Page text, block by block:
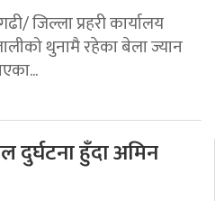
जिल्ला प्रहरी कार्यालय
थुनामै रहेका बेला ज्यान
दुर्घटना हुँदा अमिन